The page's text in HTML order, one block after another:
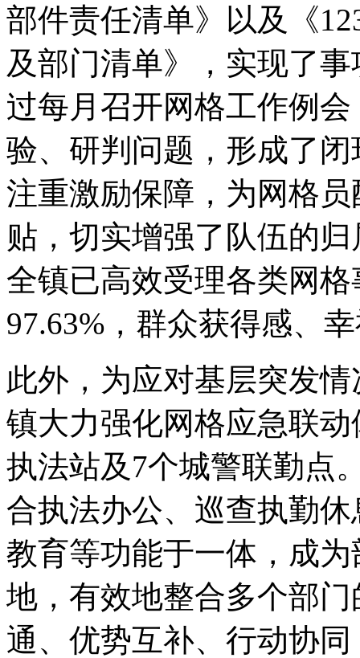
部件责任清单》以及《
及部门清单》，实现了
过每月召开网格工作例
验、研判问题，形成了
注重激励保障，为网格
贴，切实增强了队伍的
全镇已高效受理各类网
97.63%，群众获得感、
此外，为应对基层突发
镇大力强化网格应急联
执法站及7个城警联勤点
合执法办公、巡查执勤
教育等功能于一体，成
地，有效地整合多个部
通、优势互补、行动协